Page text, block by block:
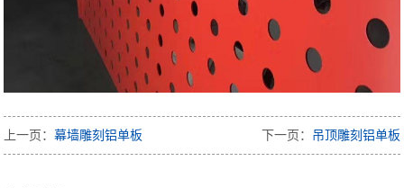
上一页：幕墙雕刻铝单板 下一页： 吊顶雕刻铝单板